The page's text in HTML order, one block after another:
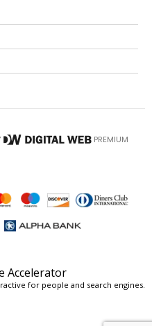
PREMIUM
Accelerator
for people and search engines.